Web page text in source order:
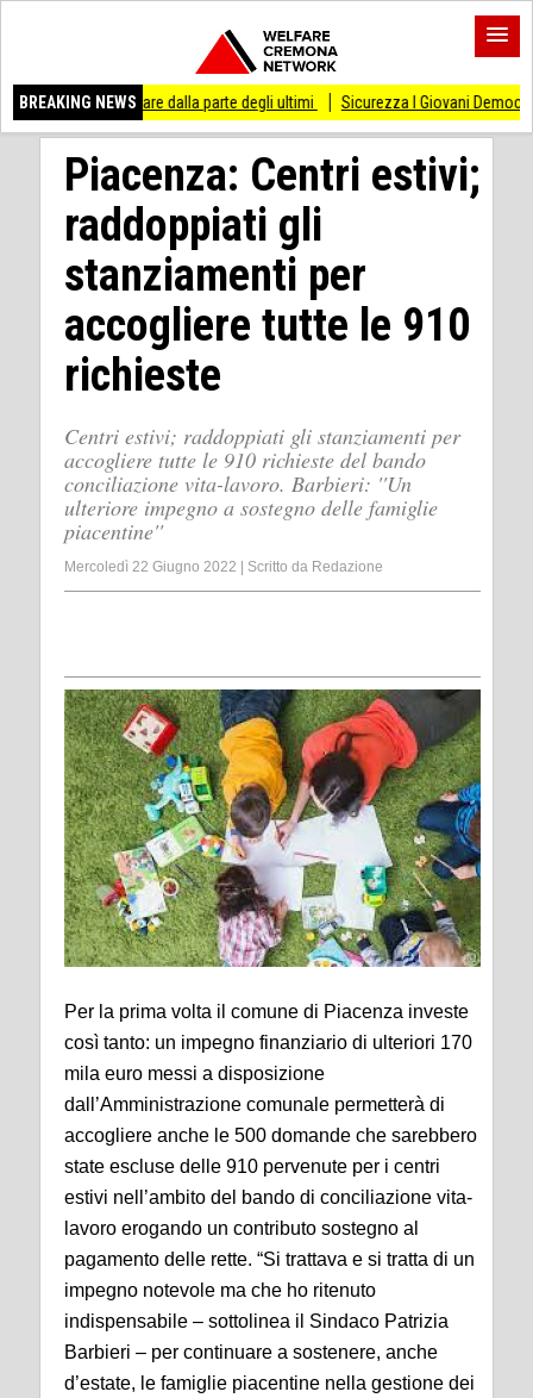
BREAKING NEWS
dalla parte degli ultimi Sicurezza I Giovani Democratici ribattono ai
Piacenza: Centri estivi;
raddoppiati gli
stanziamenti per
accogliere tutte le 910
richieste
Centri estivi; raddoppiati gli stanziamenti per
accogliere tutte le 910 richieste del bando
conciliazione vita-lavoro. Barbieri: ''Un
ulteriore impegno a sostegno delle famiglie
piacentine''
Mercoledì 22 Giugno 2022 Scritto da Redazione
Per la prima volta il comune di Piacenza investe
così tanto: un impegno finanziario di ulteriori 170
mila euro messi a disposizione
dall’Amministrazione comunale permetterà di
accogliere anche le 500 domande che sarebbero
state escluse delle 910 pervenute per i centri
estivi nell’ambito del bando di conciliazione vita-
lavoro erogando un contributo sostegno al
pagamento delle rette. “Si trattava e si tratta di un
impegno notevole ma che ho ritenuto
indispensabile – sottolinea il Sindaco Patrizia
Barbieri – per continuare a sostenere, anche
d’estate, le famiglie piacentine nella gestione dei